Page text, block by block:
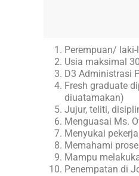
Perempuan/ laki-
Usia maksimal
D3 Administrasi
Fresh graduate
diuatamakan)
Jujur, teliti,
Menguasai Ms.
Menyukai
Memahami
Mampu
Penempatan di